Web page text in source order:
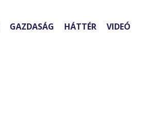
GAZDASÁG HÁTTÉR VIDEÓ